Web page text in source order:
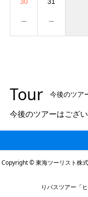
30
－
31
－
Tour 今後のツア
今後のツアーはござい
Copyright © 東海ツーリスト株
りバスツアー「